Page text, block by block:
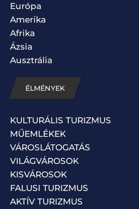
Európa
Amerika
Afrika
Ázsia
Ausztrália
ÉLMÉNYEK
KULTURÁLIS TURIZMUS
MŰEMLÉKEK
VÁROSLÁTOGATÁS
VILÁGVÁROSOK
KISVÁROSOK
FALUSI TURIZMUS
AKTÍV TURIZMUS